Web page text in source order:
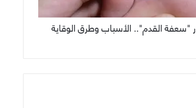
"سعفة القدم".. الأسباب وطرق الوقاية